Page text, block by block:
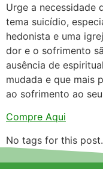
Urge a necessidade
tema suicídio,
hedonista e uma
dor e o sofrimento
ausência de
mudada e que mais
ao sofrimento ao
Compre Aqui
No tags for this post.